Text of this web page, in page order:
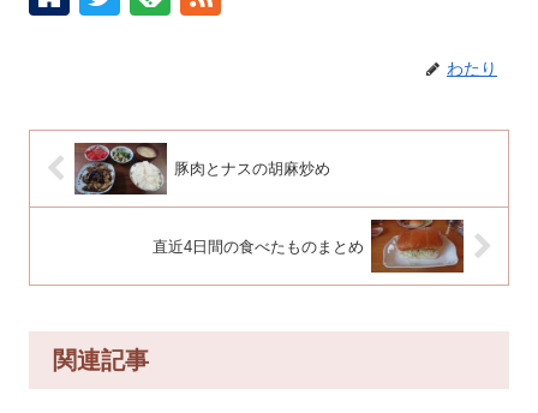
わたり
豚肉とナスの胡麻炒め
直近4日間の食べたものまとめ
関連記事